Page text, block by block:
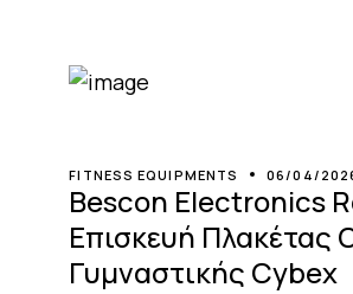
FITNESS EQUIPMENTS 06/04/
Bescon Electronics
Επισκευή Πλακέτας
Γυμναστικής Cybex